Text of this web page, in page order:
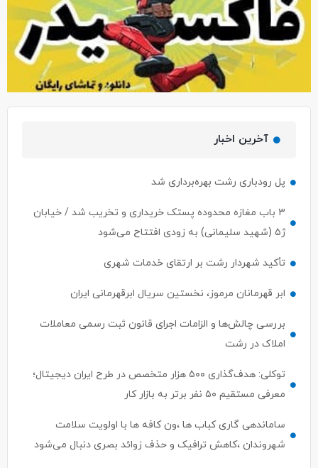
آخرین اخبار
پل رودباری رشت بهره‌برداری شد
۳ باب مغازه محدوده پستک خریداری و تخریب شد / خیابان
ژ۵ (شهید سلیمانی) به زودی افتتاح می‌شود
تأکید شهردار رشت بر ارتقای خدمات شهری
ابر قهرمانان مرموز، نخستین سریال ابرقهرمانی ایران
بررسی چالش‌ها و الزامات اجرای قانون ثبت رسمی معاملات
املاک در رشت
توکلی: هدف‌گذاری ۵۰۰ هزار متخصص در طرح ایران دیجیتال؛
معرفی مستقیم ۵۰ نفر برتر به بازار کار
ساماندهی گاری کباب ها ،ون کافه ها با اولویت سلامت
شهروندان ،کاهش ترافیک و حذف زوائد بصری دنبال می‌شود